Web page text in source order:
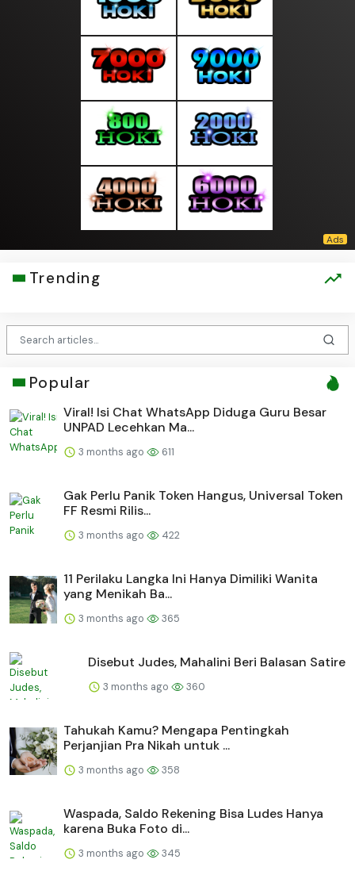
Trending
Popular
Viral! Isi Chat WhatsApp Diduga Guru Besar
UNPAD Lecehkan Ma...
3 months ago 611
Gak Perlu Panik Token Hangus, Universal Token
FF Resmi Rilis...
3 months ago 422
11 Perilaku Langka Ini Hanya Dimiliki Wanita
yang Menikah Ba...
3 months ago 365
Disebut Judes, Mahalini Beri Balasan Satire
3 months ago 360
Tahukah Kamu? Mengapa Pentingkah
Perjanjian Pra Nikah untuk ...
3 months ago 358
Waspada, Saldo Rekening Bisa Ludes Hanya
karena Buka Foto di...
3 months ago 345